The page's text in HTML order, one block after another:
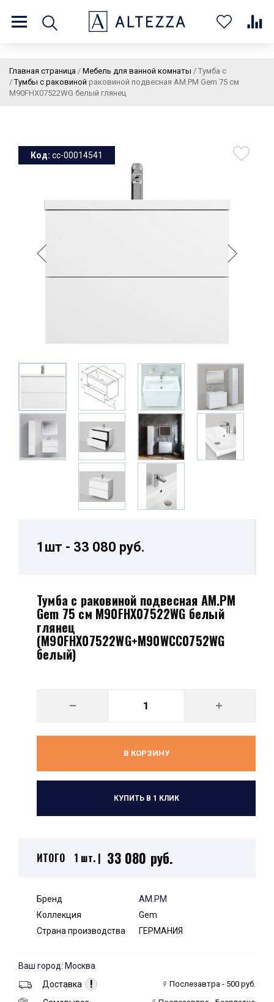
8 (800) 201 60 03 9:00 - 21:00 ПН-ВС
Каталог 0
Главная страница / Мебель для ванной комнаты
/ Тумбы с раковиной
/ Тумба с
раковиной подвесная AM.PM Gem 75 см
M90FHX07522WG белый глянец
Код: cc-00014541
1шт - 33 080 руб.
Тумба с раковиной подвесная AM.PM
Gem 75 см M90FHX07522WG белый
глянец
(M90FHX07522WG+M90WCC0752WG
белый)
В КОРЗИНУ
КУПИТЬ В 1 КЛИК
ИТОГО 1 шт. | 33 080 руб.
Бренд
AM.PM
Коллекция
Gem
Страна производства
ГЕРМАНИЯ
Ваш город: Москва
Доставка
! Послезавтра - 500 руб.